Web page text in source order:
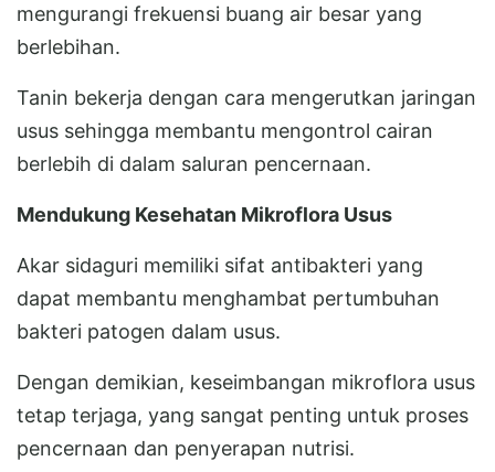
mengurangi frekuensi buang air besar yang
berlebihan.
Tanin bekerja dengan cara mengerutkan jaringan
usus sehingga membantu mengontrol cairan
berlebih di dalam saluran pencernaan.
Mendukung Kesehatan Mikroflora Usus
Akar sidaguri memiliki sifat antibakteri yang
dapat membantu menghambat pertumbuhan
bakteri patogen dalam usus.
Dengan demikian, keseimbangan mikroflora usus
tetap terjaga, yang sangat penting untuk proses
pencernaan dan penyerapan nutrisi.